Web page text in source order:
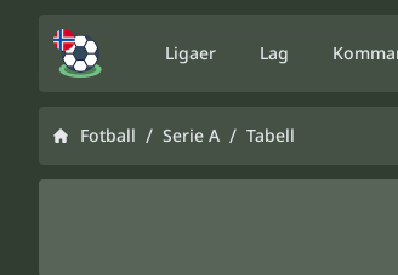
Ligaer Lag
Fotball / Serie A / Tabell